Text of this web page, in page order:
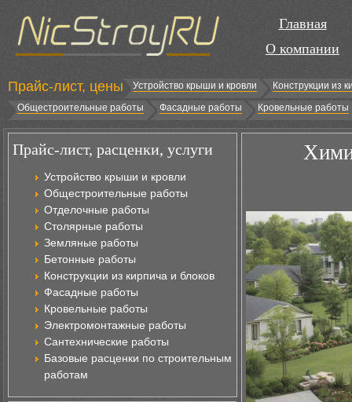
Главная
О компании
Прайс-лист, цены Устройство крыши и кровли
Конструкции из
Общестроительные работы
Фасадные работы Кровельные работы
Прайс-лист, расценки, услуги
Устройство крыши и кровли
Общестроительные работы
Отделочные работы
Столярные работы
Земляные работы
Бетонные работы
Конструкции из кирпича и блоков
Фасадные работы
Кровельные работы
Электромонтажные работы
Сантехнические работы
Базовые расценки по строительным
работам